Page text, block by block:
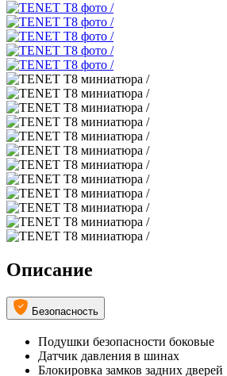
Описание
Безопасность
Подушки безопасности боковые
Датчик давления в шинах
Блокировка замков задних дверей